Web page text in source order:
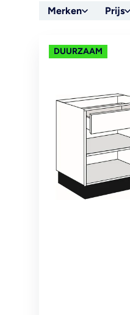
Merken Prijs
DUURZAAM